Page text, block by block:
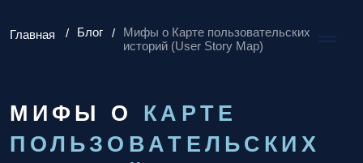
Главная Блог Мифы о Карте пользовательских
историй (User Story Map)
ПОЛЬЗОВАТЕЛЬСКИХ
ИСТОРИЙ